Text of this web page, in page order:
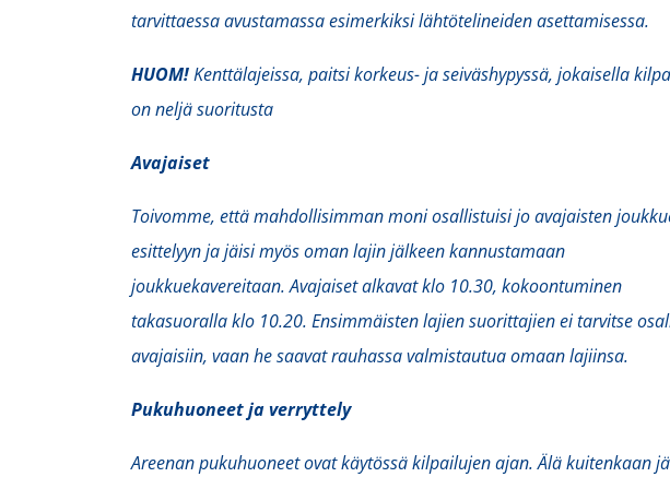
tarvittaessa avustamassa esimerkiksi lähtötelineiden asettamisessa.
HUOM!Kenttälajeissa, paitsi korkeus- ja seiväshypyssä, jokaisella
on neljä suoritusta
Avajaiset
Toivomme, että mahdollisimman moni osallistuisi jo avajaisten
esittelyyn ja jäisi myös oman lajin jälkeen kannustamaan
joukkuekavereitaan. Avajaiset alkavat klo 10.30, kokoontuminen
takasuoralla klo 10.20. Ensimmäisten lajien suorittajien ei tarvitse
avajaisiin, vaan he saavat rauhassa valmistautua omaan lajiinsa.
Pukuhuoneet ja verryttely
Areenan pukuhuoneet ovat käytössä kilpailujen ajan. Älä kuitenkaan